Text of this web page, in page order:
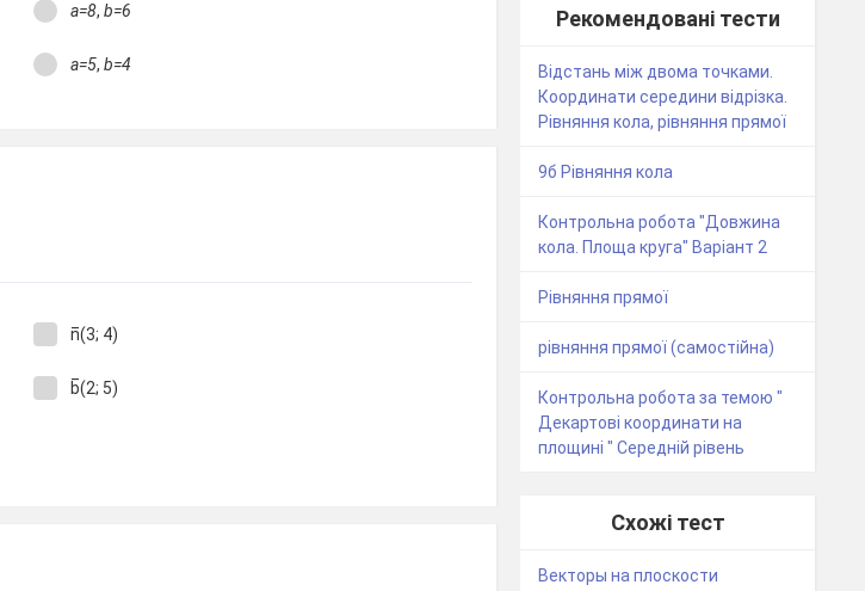
a=8, b=6
a=5, b=4
n̅(3; 4)
b̅(2; 5)
Рекомендовані тести
Відстань між двома точками.
Координати середини відрізка.
Рівняння кола, рівняння прямої
9б Рівняння кола
Контрольна робота "Довжина
кола. Площа круга" Варіант 2
Рівняння прямої
рівняння прямої (самостійна)
Контрольна робота за темою "
Декартові координати на
площині " Середній рівень
Схожі тест
Векторы на плоскости